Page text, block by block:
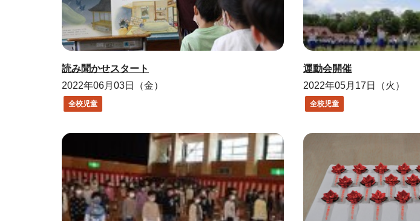
読み聞かせスタート
2022年06月03日（金）
全校児童
運動会開催
2022年05月17日（火）
全校児童